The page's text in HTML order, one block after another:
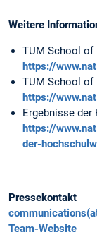
Weitere
TUM School of
https://
TUM School of
https://
Ergebnisse
https://
der-
Pressekontakt
Team-Website